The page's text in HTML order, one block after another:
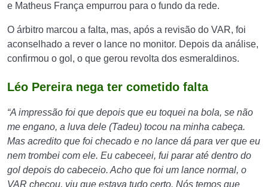
e Matheus França empurrou para o fundo da rede.
O árbitro marcou a falta, mas, após a revisão do VAR, foi
aconselhado a rever o lance no monitor. Depois da análise,
confirmou o gol, o que gerou revolta dos esmeraldinos.
Léo Pereira nega ter cometido falta
“A impressão foi que depois que eu toquei na bola, se não
me engano, a luva dele (Tadeu) tocou na minha cabeça.
Mas acredito que foi checado e no lance dá para ver que eu
nem trombei com ele. Eu cabeceei, fui parar até dentro do
gol depois do cabeceio. Acho que foi um lance normal, o
VAR checou, viu que estava tudo certo. Nós temos que